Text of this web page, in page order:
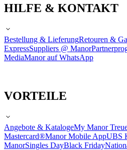
HILFE & KONTAKT
Bestellung & LieferungRetouren &
ExpressSuppliers @ Manor
MediaManor auf WhatsApp
VORTEILE
Angebote & KatalogeMy Manor
Mastercard®Manor Mobile AppUBS
ManorSingles DayBlack Friday